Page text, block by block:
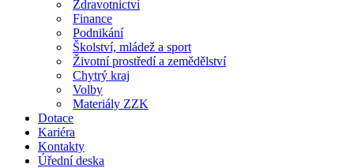
Zdravotnictví
Finance
Podnikání
Školství, mládež a sport
Životní prostředí a zemědělství
Chytrý kraj
Volby
Materiály ZZK
Dotace
Kariéra
Kontakty
Úřední deska